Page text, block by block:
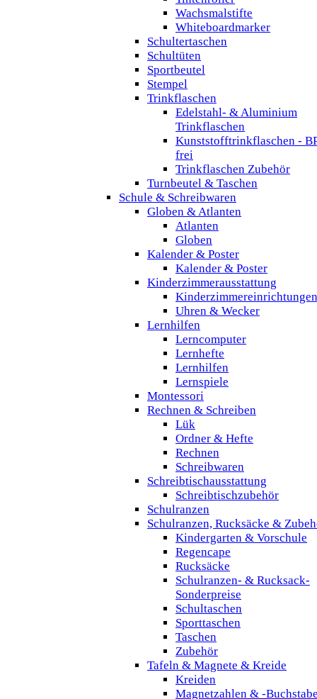
Wachsmalstifte
Whiteboardmarker
Schultertaschen
Schultüten
Sportbeutel
Stempel
Trinkflaschen
Edelstahl- & Aluminium
Trinkflaschen
Kunststofftrinkflaschen -
frei
Trinkflaschen Zubehör
Turnbeutel & Taschen
Schule & Schreibwaren
Globen & Atlanten
Atlanten
Globen
Kalender & Poster
Kalender & Poster
Kinderzimmerausstattung
Kinderzimmereinrichtungen
Uhren & Wecker
Lernhilfen
Lerncomputer
Lernhefte
Lernhilfen
Lernspiele
Montessori
Rechnen & Schreiben
Lük
Ordner & Hefte
Rechnen
Schreibwaren
Schreibtischausstattung
Schreibtischzubehör
Schulranzen
Schulranzen, Rucksäcke &
Kindergarten & Vorschule
Regencape
Rucksäcke
Schulranzen- & Rucksack-
Sonderpreise
Schultaschen
Sporttaschen
Taschen
Zubehör
Tafeln & Magnete & Kreide
Kreiden
Magnetzahlen & -